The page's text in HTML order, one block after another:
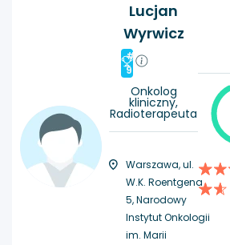
Lucjan
Wyrwicz
#
9
Onkolog
kliniczny,
Radioterapeuta
Warszawa, ul.
W.K. Roentgena
5, Narodowy
Instytut Onkologii
im. Marii